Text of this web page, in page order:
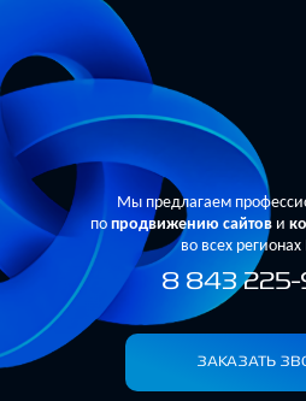
Мы предлагаем
по продвижению сайтов и
во всех
8 843
ЗАКАЗАТЬ